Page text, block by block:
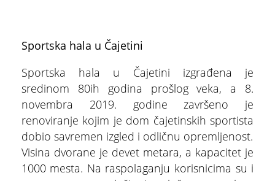
Sportska hala u Čajetini
Sportska hala u Čajetini izgrađena je
sredinom 80ih godina prošlog veka, a 8.
novembra 2019. godine završeno je
renoviranje kojim je dom čajetinskih sportista
dobio savremen izgled i odličnu opremljenost.
Visina dvorane je devet metara, a kapacitet je
1000 mesta. Na raspolaganju korisnicima su i